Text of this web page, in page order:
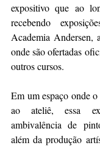
expositivo que ao
recebendo
Academia Andersen,
onde são ofertadas
outros cursos.
Em um espaço onde
ao ateliê, essa
ambivalência de
além da produção